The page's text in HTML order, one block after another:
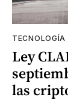
TECNOLOGÍA
Ley
las